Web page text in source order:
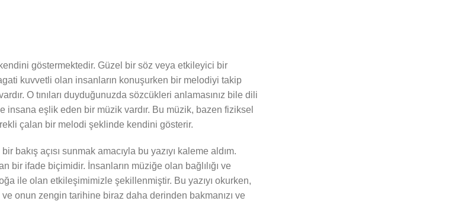
göstermektedir. Güzel bir söz veya etkileyici bir
kuvvetli olan insanların konuşurken bir melodiyi takip
O tınıları duyduğunuzda sözcükleri anlamasınız bile dili
eşlik eden bir müzik vardır. Bu müzik, bazen fiziksel
çalan bir melodi şeklinde kendini gösterir.
açısı sunmak amacıyla bu yazıyı kaleme aldım.
ifade biçimidir. İnsanların müziğe olan bağlılığı ve
ile olan etkileşimimizle şekillenmiştir. Bu yazıyı okurken,
onun zengin tarihine biraz daha derinden bakmanızı ve